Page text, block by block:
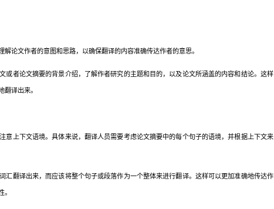
文作者的意图和思路，以确保翻译的内容准确传达作者的意思。
者论文摘要的背景介绍，了解作者研究的主题和目的，以及论文所涵盖的内容和结论。这样
译出来。
上下文语境。具体来说，翻译人员需要考虑论文摘要中的每个句子的语境，并根据上下文来
翻译出来，而应该将整个句子或段落作为一个整体来进行翻译。这样可以更加准确地传达作